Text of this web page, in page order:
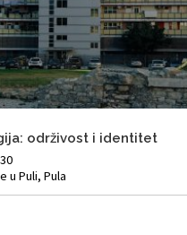
održivost i identitet
u Puli, Pula